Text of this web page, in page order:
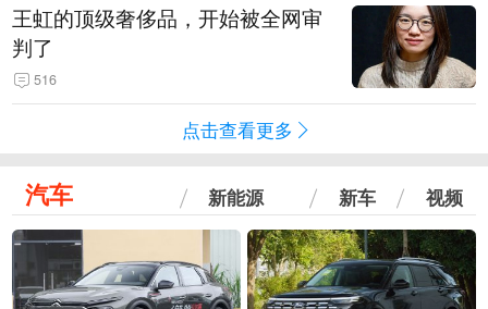
王虹的顶级奢侈品，开始被全网审
判了
516
点击查看更多
汽车 新能源 新车 视频